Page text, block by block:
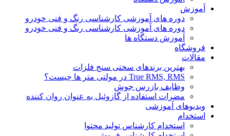
آموزش
دوره های آموزشی کارشناسی رنگ و فنی خودرو
دوره های آموزشی کارشناسی رنگ و فنی خودرو
آموزش دستگاه ها
فروشگاه
مقالات
بهترین برندهای سختی سنج فلزات
True RMS, RMS در مولتی متر ها چیست؟
وظایف بازرس جوش
مضرات استفاده از گازوئیل به عنوان روان کننده
ویدیوهای آموزشی
استخدام
استخدام کارشناس تولید محتوا